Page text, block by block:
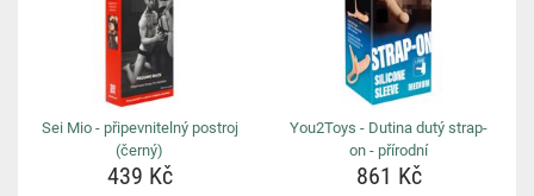
Sei Mio - připevnitelný postroj
(černý)
439 Kč
You2Toys - Dutina dutý strap-
on - přírodní
861 Kč